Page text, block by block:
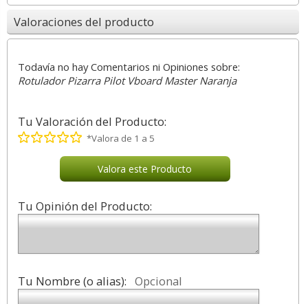
Valoraciones del producto
Todavía no hay Comentarios ni Opiniones sobre:
Rotulador Pizarra Pilot Vboard Master Naranja
Tu Valoración del Producto:
*Valora de 1 a 5
Valora este Producto
Tu Opinión del Producto:
Tu Nombre (o alias): Opcional